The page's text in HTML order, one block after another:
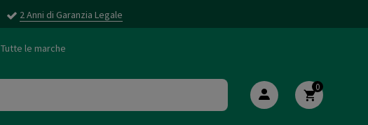
2 Anni di Garanzia Legale
Tutte le marche
0